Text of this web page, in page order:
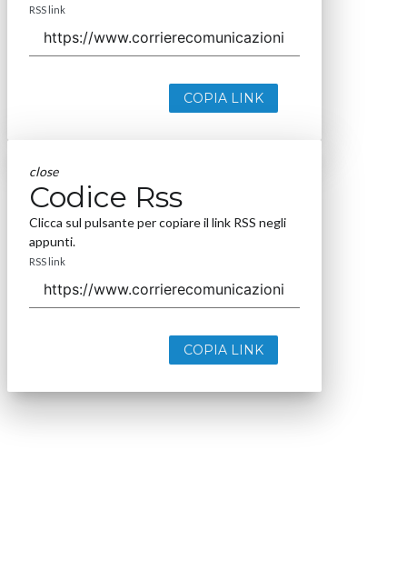
RSS link
COPIA LINK
close
Codice Rss
Clicca sul pulsante per copiare il link RSS negli
appunti.
RSS link
COPIA LINK